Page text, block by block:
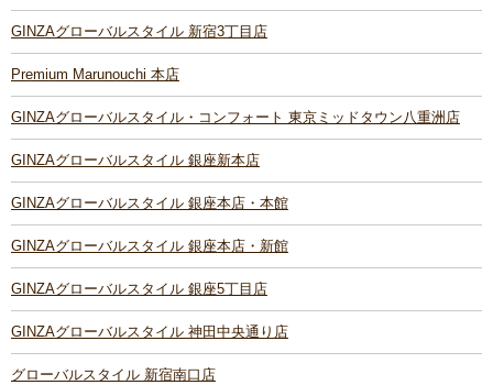
GINZAグローバルスタイル 新宿3丁目店
Premium Marunouchi 本店
GINZAグローバルスタイル・コンフォート 東京ミッドタウン八重洲店
GINZAグローバルスタイル 銀座新本店
GINZAグローバルスタイル 銀座本店・本館
GINZAグローバルスタイル 銀座本店・新館
GINZAグローバルスタイル 銀座5丁目店
GINZAグローバルスタイル 神田中央通り店
グローバルスタイル 新宿南口店